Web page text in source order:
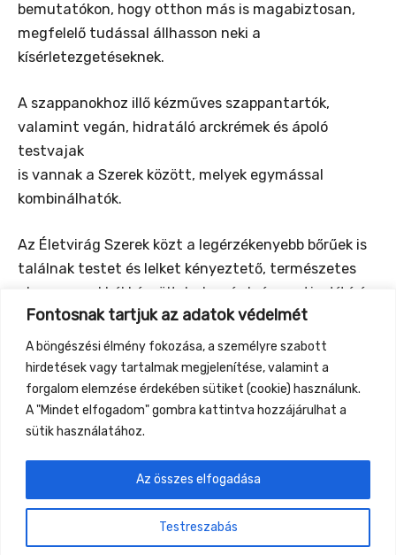
Fontosnak tartjuk az adatok védelmét
A böngészési élmény fokozása, a személyre szabott
hirdetések vagy tartalmak megjelenítése, valamint a
forgalom elemzése érdekében sütiket (cookie) használunk.
A "Mindet elfogadom" gombra kattintva hozzájárulhat a
sütik használatához.
Testreszabás
Az összes elfogadása
bemutatókon, hogy otthon más is magabiztosan,
megfelelő tudással állhasson neki a
kísérletezgetéseknek.
A szappanokhoz illő kézműves szappantartók,
valamint vegán, hidratáló arckrémek és ápoló
testvajak
is vannak a Szerek között, melyek egymással
kombinálhatók.
Az Életvirág Szerek közt a legérzékenyebb bőrűek is
találnak testet és lelket kényeztető, természetes
alapanyagokból készült, habos és krémes, tisztító és
ápoló kozmetikumokat.”
Elérhetőség és további információ a termékekről:
www.eletviragszappan.hu
Previous Event
Gyüttment Találkozó, 2026. augusztus 27-30.,